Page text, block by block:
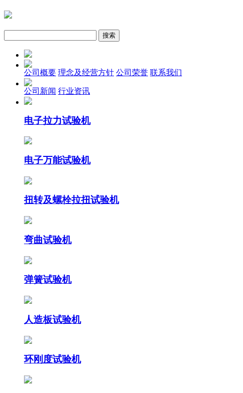
公司概要 理念及经营方针 公司荣誉 联系我们
公司新闻 行业资讯
电子拉力试验机
电子万能试验机
扭转及螺栓拉扭试验机
弯曲试验机
弹簧试验机
人造板试验机
环刚度试验机